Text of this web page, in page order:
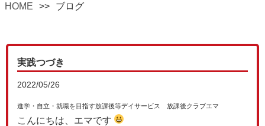
HOME ブログ
実践つづき
2022/05/26
進学・自立・就職を目指す放課後等デイサービス 放課後クラブエマ
こんにちは、エマです